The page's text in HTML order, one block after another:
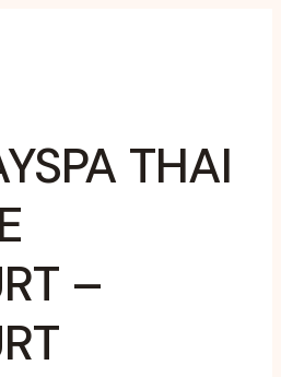
THAI
–